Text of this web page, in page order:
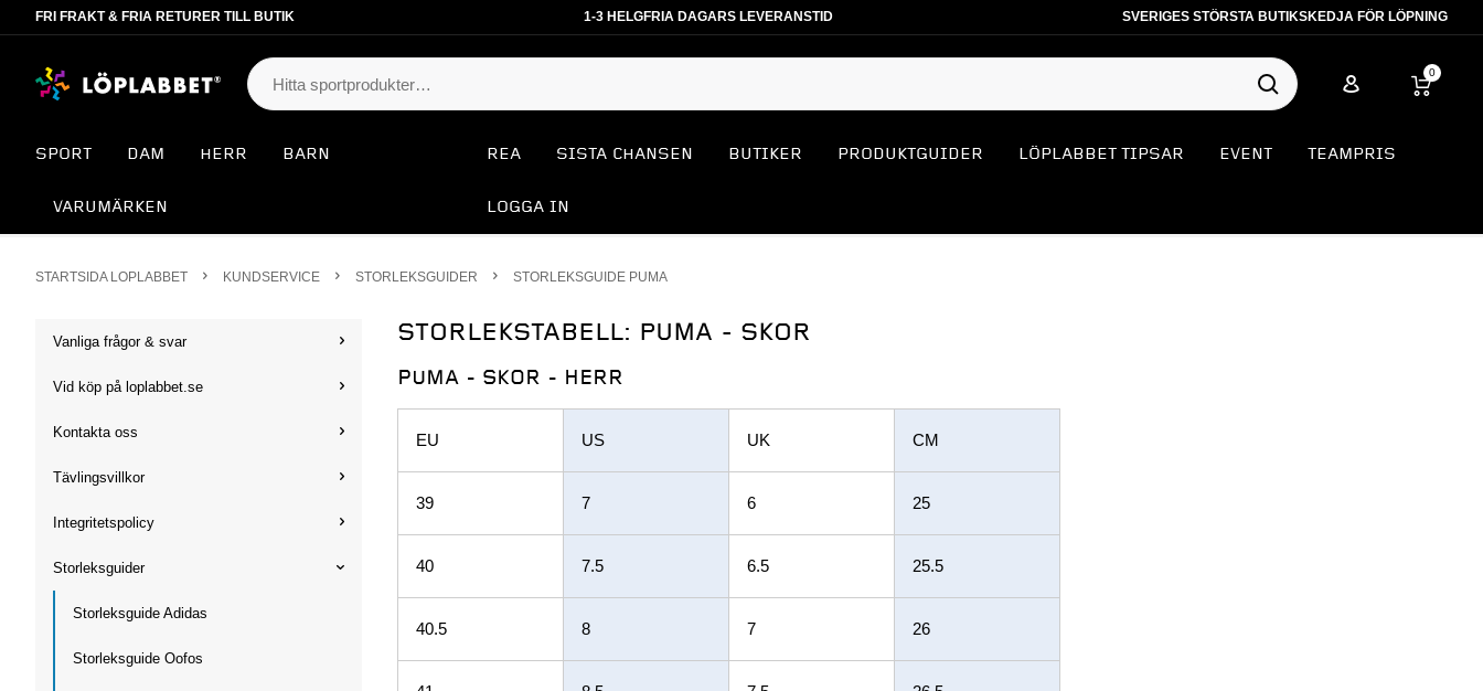
FRI FRAKT & FRIA RETURER TILL BUTIK 1-3 HELGFRIA DAGARS LEVERANSTID SVERIGES STÖRSTA BUTIKSKEDJA FÖR LÖPNING
0
SPORT DAM HERR BARN
VARUMÄRKEN
REA SISTA CHANSEN BUTIKER PRODUKTGUIDER LÖPLABBET TIPSAR EVENT TEAMPRIS
LOGGA IN
STARTSIDA LOPLABBET KUNDSERVICE STORLEKSGUIDER STORLEKSGUIDE PUMA
Vanliga frågor & svar
Vid köp på loplabbet.se
Kontakta oss
Tävlingsvillkor
Integritetspolicy
Storleksguider
Storleksguide Adidas
Storleksguide Oofos
STORLEKSTABELL: PUMA - SKOR
PUMA - SKOR - HERR
EU US UK CM
39 7 6 25
40 7.5 6.5 25.5
40.5 8 7 26